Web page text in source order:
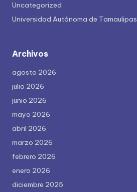
Uncategorized
Universidad Autónoma de Tamaulipas
Archivos
agosto 2026
julio 2026
junio 2026
mayo 2026
abril 2026
marzo 2026
febrero 2026
enero 2026
diciembre 2025